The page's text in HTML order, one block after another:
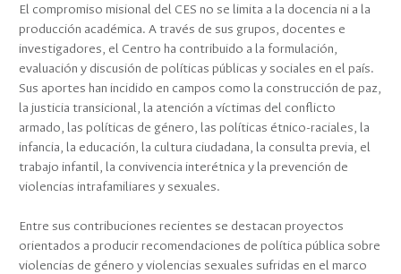
El compromiso misional del CES no se limita a la docencia ni a la
producción académica. A través de sus grupos, docentes e
investigadores, el Centro ha contribuido a la formulación,
evaluación y discusión de políticas públicas y sociales en el país.
Sus aportes han incidido en campos como la construcción de paz,
la justicia transicional, la atención a víctimas del conflicto
armado, las políticas de género, las políticas étnico-raciales, la
infancia, la educación, la cultura ciudadana, la consulta previa, el
trabajo infantil, la convivencia interétnica y la prevención de
violencias intrafamiliares y sexuales.
Entre sus contribuciones recientes se destacan proyectos
orientados a producir recomendaciones de política pública sobre
violencias de género y violencias sexuales sufridas en el marco